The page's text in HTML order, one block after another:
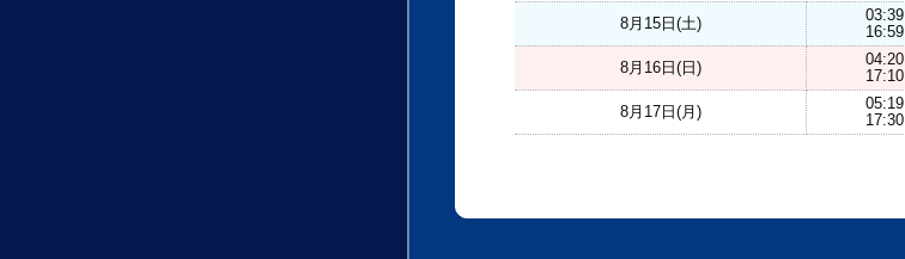
8月15日(土)
03:39
16:59
8月16日(日)
04:20
17:10
8月17日(月)
05:19
17:30